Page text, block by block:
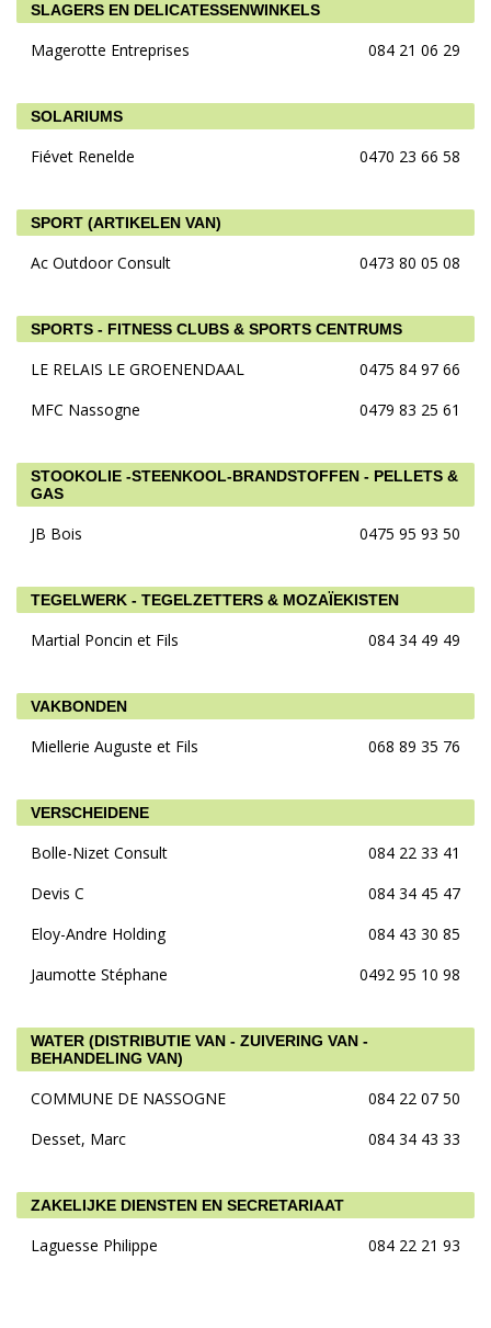
SLAGERS EN DELICATESSENWINKELS
Magerotte Entreprises 084 21 06 29
SOLARIUMS
Fiévet Renelde 0470 23 66 58
SPORT (ARTIKELEN VAN)
Ac Outdoor Consult 0473 80 05 08
SPORTS - FITNESS CLUBS & SPORTS CENTRUMS
LE RELAIS LE GROENENDAAL
0475 84 97 66
MFC Nassogne
0479 83 25 61
STOOKOLIE -STEENKOOL-BRANDSTOFFEN - PELLETS &
GAS
JB Bois 0475 95 93 50
TEGELWERK - TEGELZETTERS & MOZAÏEKISTEN
Martial Poncin et Fils 084 34 49 49
VAKBONDEN
Miellerie Auguste et Fils 068 89 35 76
VERSCHEIDENE
Bolle-Nizet Consult
084 22 33 41
Devis C
084 34 45 47
Eloy-Andre Holding
084 43 30 85
Jaumotte Stéphane
0492 95 10 98
WATER (DISTRIBUTIE VAN - ZUIVERING VAN -
BEHANDELING VAN)
COMMUNE DE NASSOGNE
084 22 07 50
Desset, Marc
084 34 43 33
ZAKELIJKE DIENSTEN EN SECRETARIAAT
Laguesse Philippe 084 22 21 93